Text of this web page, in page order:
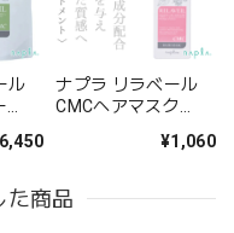
ル
ナプラ リラベール
CMCヘアマスク
¥1,060
た商品